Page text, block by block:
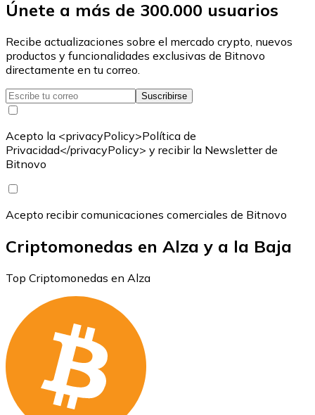
Únete a más de 300.000 usuarios
Recibe actualizaciones sobre el mercado crypto, nuevos
productos y funcionalidades exclusivas de Bitnovo
directamente en tu correo.
Suscribirse
Acepto la <privacyPolicy>Política de
Privacidad</privacyPolicy> y recibir la Newsletter de
Bitnovo
Acepto recibir comunicaciones comerciales de Bitnovo
Criptomonedas en Alza y a la Baja
Top Criptomonedas en Alza